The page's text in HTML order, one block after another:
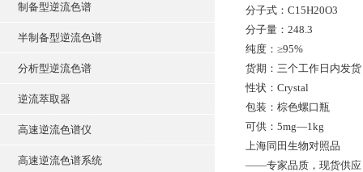
制备型逆流色谱
半制备型逆流色谱
分析型逆流色谱
逆流萃取器
高速逆流色谱仪
高速逆流色谱系统
分子式：C15H20O3
分子量：248.3
纯度：≥95%
货期：三个工作日内发货
性状：Crystal
包装：棕色螺口瓶
可供：5mg—1kg
上海同田生物对照品
——专家品质，现货供应